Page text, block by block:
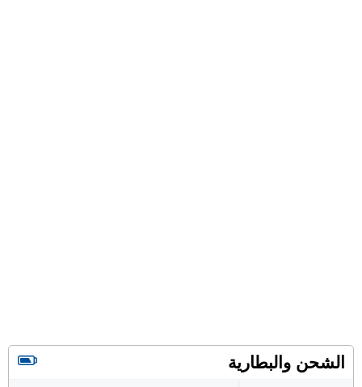
الشحن والبطارية